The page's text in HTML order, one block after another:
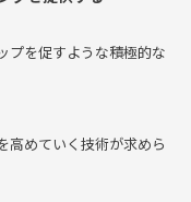
グを提供する